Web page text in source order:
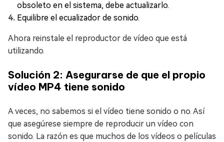
obsoleto en el sistema, debe actualizarlo.
Equilibre el ecualizador de sonido.
Ahora reinstale el reproductor de vídeo que está
utilizando.
Solución 2: Asegurarse de que el propio
vídeo MP4 tiene sonido
A veces, no sabemos si el vídeo tiene sonido o no. Así
que asegúrese siempre de reproducir un vídeo con
sonido. La razón es que muchos de los vídeos o películas